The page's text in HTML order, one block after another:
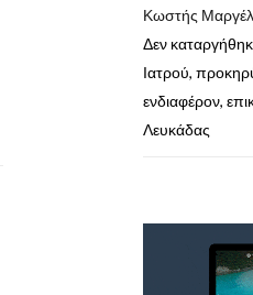
Κωστής
Δεν
Ιατρού,
ενδιαφέρον,
Λευκάδας